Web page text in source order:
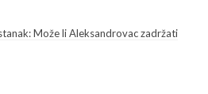
Može li Aleksandrovac zadržati